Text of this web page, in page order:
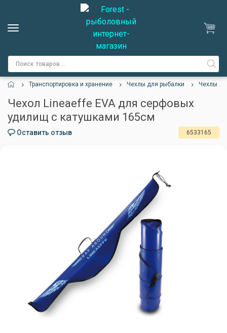
Транспортировка и хранение Чехлы для рыбалки Чехлы
Чехол Lineaeffe EVA для серфовых
удилищ с катушками 165см
Оставить отзыв 6533165